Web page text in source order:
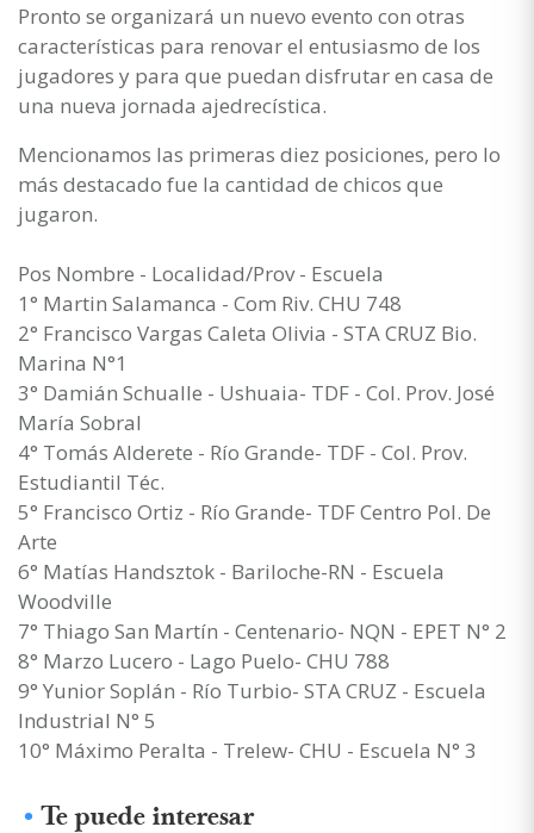
Pronto se organizará un nuevo evento con otras
características para renovar el entusiasmo de los
jugadores y para que puedan disfrutar en casa de
una nueva jornada ajedrecística.
Mencionamos las primeras diez posiciones, pero lo
más destacado fue la cantidad de chicos que
jugaron.
Pos Nombre - Localidad/Prov - Escuela
1° Martin Salamanca - Com Riv. CHU 748
2° Francisco Vargas Caleta Olivia - STA CRUZ Bio.
Marina N°1
3° Damián Schualle - Ushuaia- TDF - Col. Prov. José
María Sobral
4° Tomás Alderete - Río Grande- TDF - Col. Prov.
Estudiantil Téc.
5° Francisco Ortiz - Río Grande- TDF Centro Pol. De
Arte
6° Matías Handsztok - Bariloche-RN - Escuela
Woodville
7° Thiago San Martín - Centenario- NQN - EPET N° 2
8° Marzo Lucero - Lago Puelo- CHU 788
9° Yunior Soplán - Río Turbio- STA CRUZ - Escuela
Industrial N° 5
10° Máximo Peralta - Trelew- CHU - Escuela N° 3
Te puede interesar